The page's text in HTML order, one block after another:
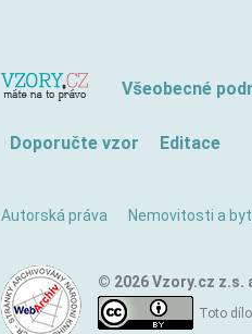
Všeobecné
Doporučte vzor Editace
Autorská práva Nemovitosti a
© 2026 Vzory.cz z.s.
Toto